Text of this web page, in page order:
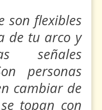
son flexibles
de tu arco y
señales
personas
cambiar de
topan con